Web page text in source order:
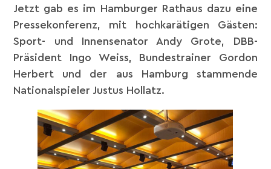
Jetzt gab es im Hamburger Rathaus dazu eine
Pressekonferenz, mit hochkarätigen Gästen:
Sport- und Innensenator Andy Grote, DBB-
Präsident Ingo Weiss, Bundestrainer Gordon
Herbert und der aus Hamburg stammende
Nationalspieler Justus Hollatz.